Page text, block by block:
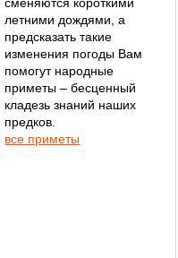
летними дождями, а
предсказать такие
изменения погоды Вам
помогут народные
приметы – бесценный
кладезь знаний наших
предков.
все приметы